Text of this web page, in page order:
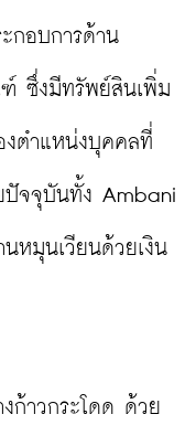
กอบการด้าน
ฑ์ ซึ่งมีทรัพย์สินเพิ่ม
ตำแหน่งบุคคลที่
ปัจจุบันทั้ง Ambani
หมุนเวียนด้วยเงิน
ก้าวกระโดด ด้วย